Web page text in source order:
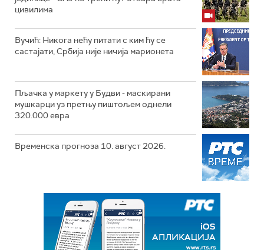
цивилима
Вучић: Никога нећу питати с ким ћу се
састајати, Србија није ничија марионета
Пљачка у маркету у Будви - маскирани
мушкарци уз претњу пиштољем однели
320.000 евра
Временска прогноза 10. август 2026.